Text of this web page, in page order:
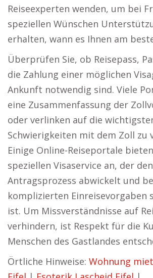
Reiseexperten wenden, um bei
speziellen Wünschen
erhalten, wann es Ihnen am
Überprüfen Sie, ob Reisepass,
die Zahlung einer möglichen
Ankunft notwendig sind. Viele
eine Zusammenfassung der
oder verlinken auf die
Schwierigkeiten mit dem Zoll zu
Einige Online-Reiseportale
speziellen Visaservice an, der
Antragsprozess abwickelt und
komplizierten Einreisevorgaben
ist. Um Missverständnisse auf
verhindern, ist Respekt für die
Menschen des Gastlandes
Örtliche Hinweise: Wohnung